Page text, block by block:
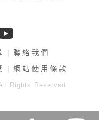
聯絡我們
網站使用條款
Rights Reserved